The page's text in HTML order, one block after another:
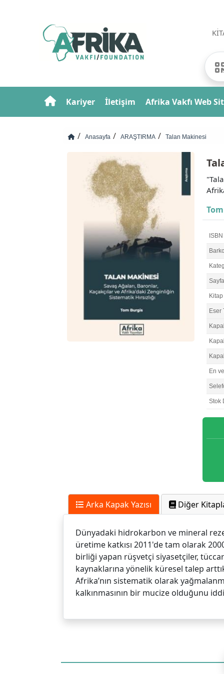
Kariyer İletişim Afrika Vakfı Web
Anasayfa ARAŞTIRMA Talan Makinesi
ISBN
Eser
En
Stok
Arka Kapak Yazısı Diğer
Dünyadaki hidrokarbon ve mineral
üretime katkısı 2011'de tam olarak
birliği yapan rüşvetçi siyasetçiler,
kaynaklarına yönelik küresel talep
Afrika’nın sistematik olarak
kalkınmasının bir mucize olduğunu